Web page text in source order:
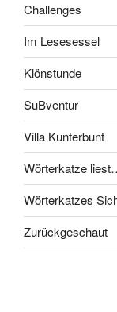
Challenges
Im Lesesessel
Klönstunde
SuBventur
Villa Kunterbunt
Wörterkatze
Wörterkatzes
Zurückgeschaut